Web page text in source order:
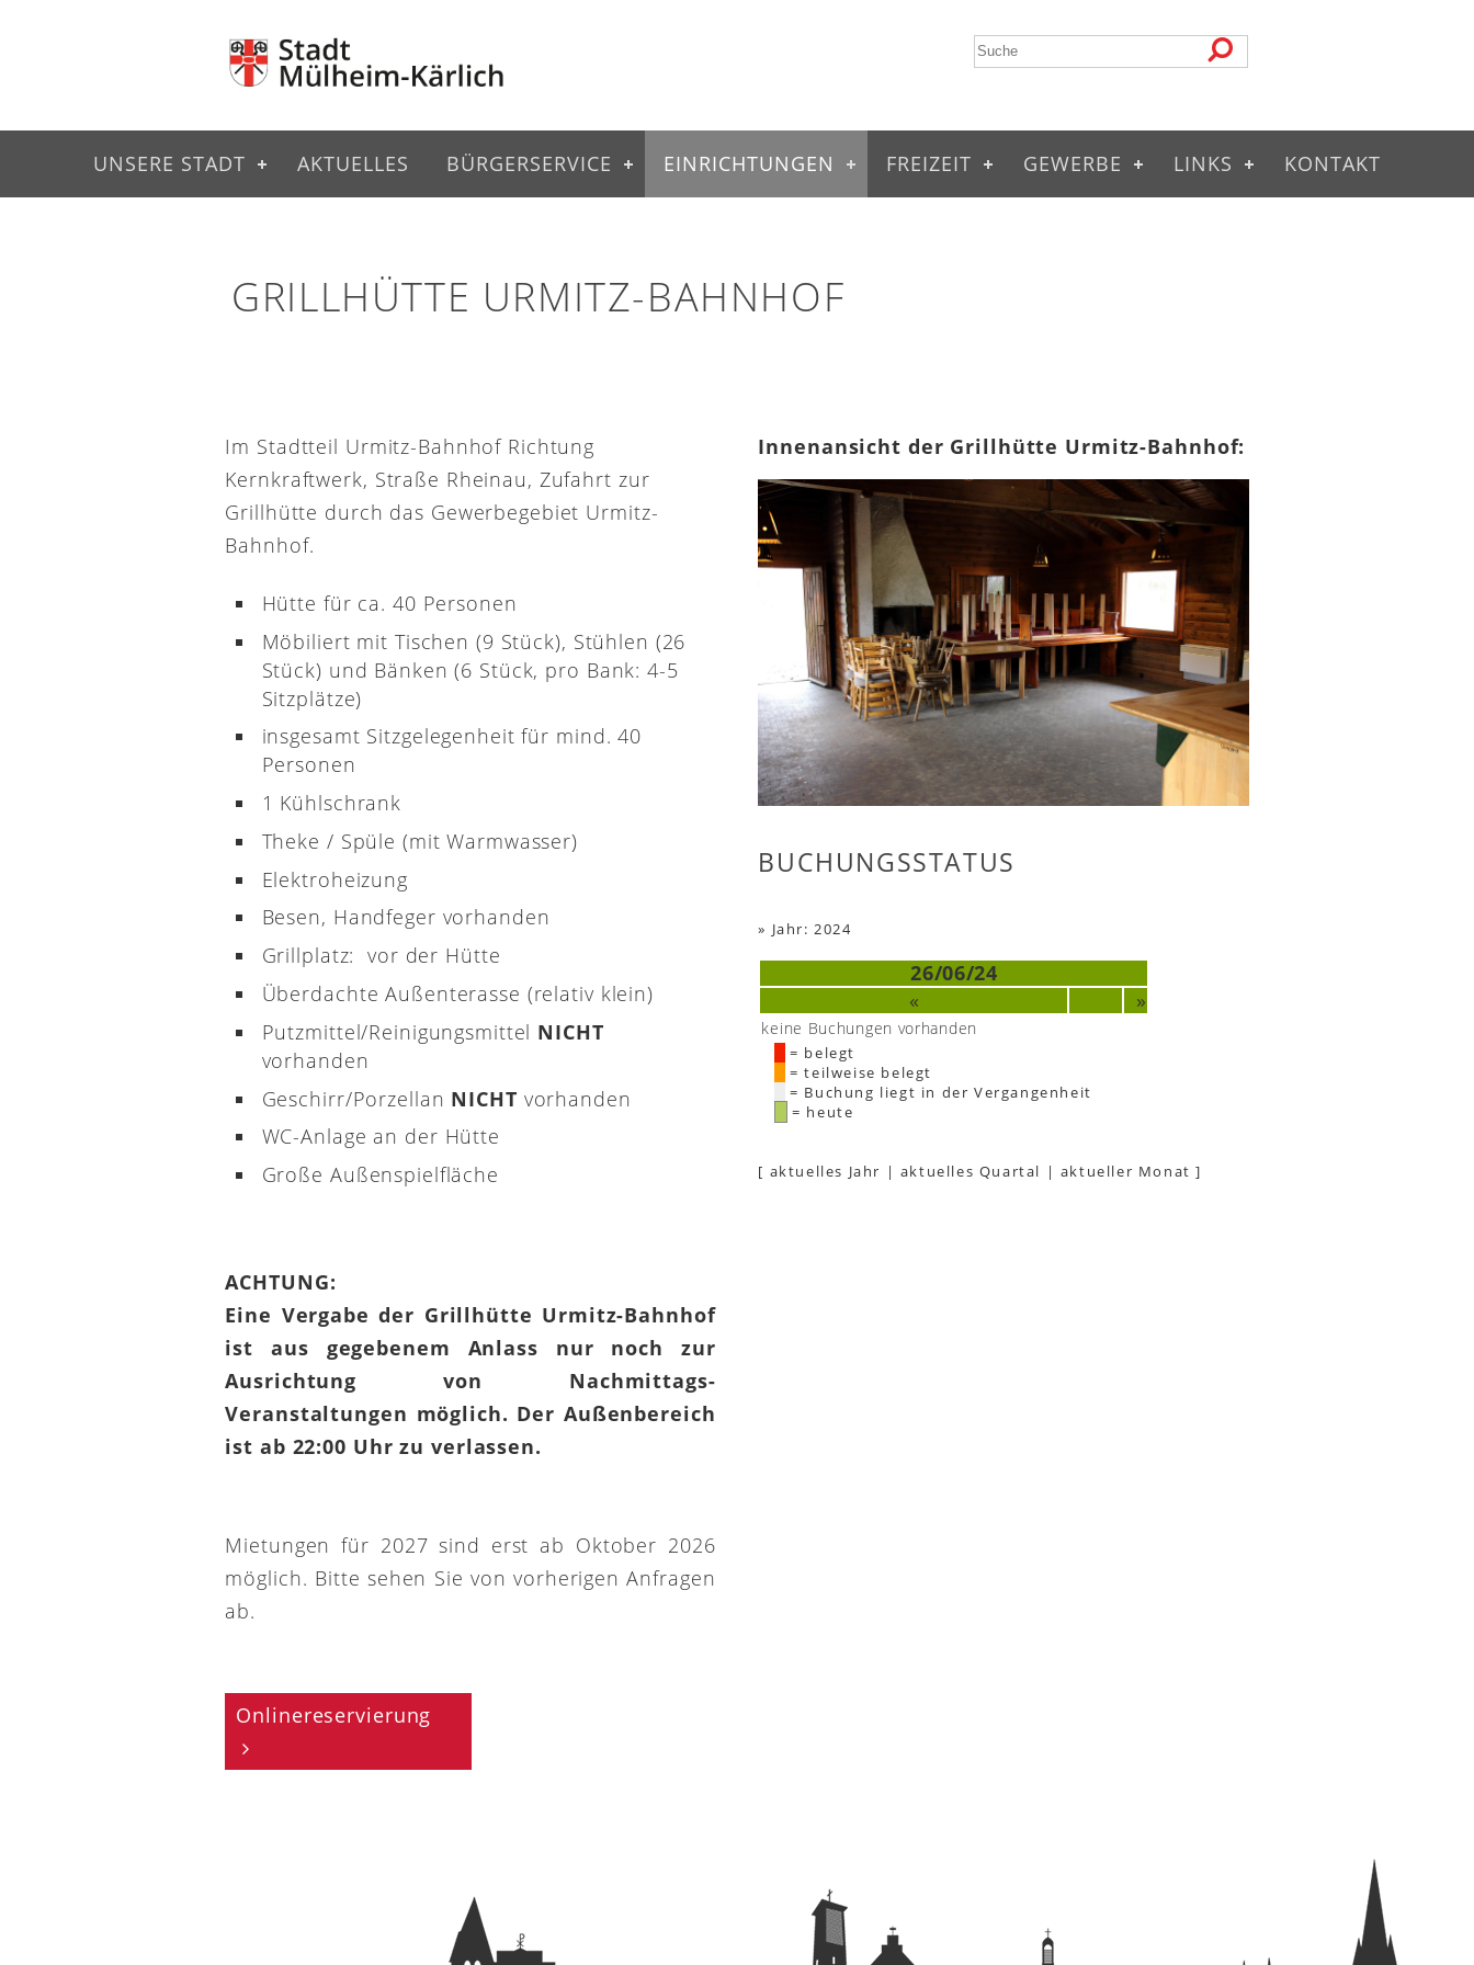
UNSERE STADT AKTUELLES BÜRGERSERVICE EINRICHTUNGEN FREIZEIT GEWERBE LINKS KONTAKT
GRILLHÜTTE URMITZ-BAHNHOF
Im Stadtteil Urmitz-Bahnhof Richtung
Kernkraftwerk, Straße Rheinau, Zufahrt zur
Grillhütte durch das Gewerbegebiet Urmitz-
Bahnhof.
Hütte für ca. 40 Personen
Möbiliert mit Tischen (9 Stück), Stühlen (26
Stück) und Bänken (6 Stück, pro Bank: 4-5
Sitzplätze)
insgesamt Sitzgelegenheit für mind. 40
Personen
1 Kühlschrank
Theke / Spüle (mit Warmwasser)
Elektroheizung
Besen, Handfeger vorhanden
Grillplatz: vor der Hütte
Überdachte Außenterasse (relativ klein)
Putzmittel/Reinigungsmittel NICHT
vorhanden
Geschirr/Porzellan NICHT vorhanden
WC-Anlage an der Hütte
Große Außenspielfläche
ACHTUNG:
Eine Vergabe der Grillhütte Urmitz-Bahnhof
ist aus gegebenem Anlass nur noch zur
Ausrichtung von Nachmittags-
Veranstaltungen möglich. Der Außenbereich
ist ab 22:00 Uhr zu verlassen.
Mietungen für 2027 sind erst ab Oktober 2026
möglich. Bitte sehen Sie von vorherigen Anfragen
ab.
Onlinereservierung
Innenansicht der Grillhütte Urmitz-Bahnhof:
BUCHUNGSSTATUS
» Jahr: 2024
26/06/24
«
»
keine Buchungen vorhanden
= belegt
= teilweise belegt
= Buchung liegt in der Vergangenheit
= heute
[ aktuelles Jahr | aktuelles Quartal | aktueller Monat ]